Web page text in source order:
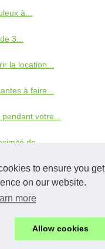
to ensure you get
on our website.
more
Allow cookies
à...
3...
la location...
à faire...
votre...
de...
d'épices...
de Gertwiller